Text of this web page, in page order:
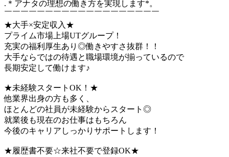
.＊アナタの理想の働き方を実現します*。
￣￣￣￣￣￣￣￣￣￣￣￣￣￣￣￣￣￣￣
★大手×安定収入★
プライム市場上場UTグループ！
充実の福利厚生あり◎働きやすさ抜群！！
大手ならではの待遇と職場環境が揃っているので
長期安定して働けます♪
★未経験スタートOK！★
他業界出身の方も多く、
ほとんどの社員が未経験からスタート◎
就業後も現在のお仕事はもちろん
今後のキャリアしっかりサポートします！
★履歴書不要☆来社不要で登録OK★